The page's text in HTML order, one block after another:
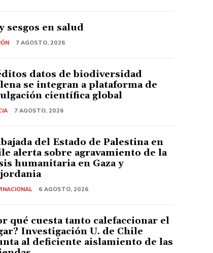
sesgos en salud
7 AGOSTO, 2026
datos de biodiversidad
se integran a plataforma de
científica global
7 AGOSTO, 2026
del Estado de Palestina en
alerta sobre agravamiento de la
humanitaria en Gaza y
6 AGOSTO, 2026
qué cuesta tanto calefaccionar el
Investigación U. de Chile
al deficiente aislamiento de las